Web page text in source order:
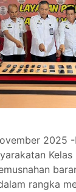
2025
rangka